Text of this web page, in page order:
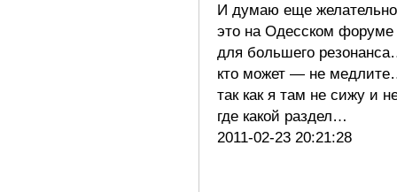
И думаю еще
это на Одесском форуме
для большего
кто может — не
так как я там не сижу и
где какой раздел…
2011-02-23 20:21:28